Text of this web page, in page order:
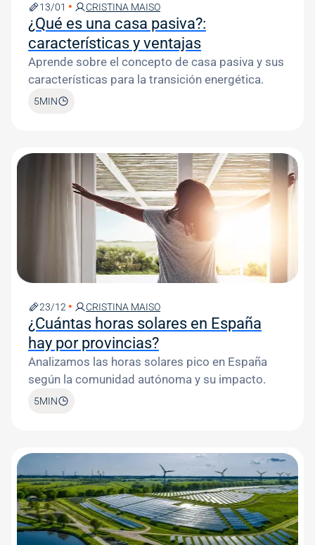
13/01 CRISTINA MAISO
¿Qué es una casa pasiva?:
características y ventajas
Aprende sobre el concepto de casa pasiva y sus
características para la transición energética.
5MIN
Image
23/12 CRISTINA MAISO
¿Cuántas horas solares en España
hay por provincias?
Analizamos las horas solares pico en España
según la comunidad autónoma y su impacto.
5MIN
Image